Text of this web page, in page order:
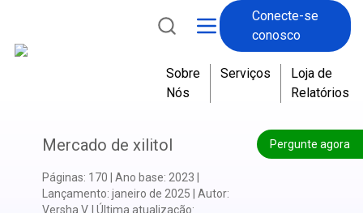
Conecte-se
conosco
Sobre
Nós
Serviços
Loja de
Relatórios
Pergunte agora
Mercado de xilitol
Páginas: 170 Ano base: 2023
Lançamento: janeiro de 2025 Autor:
Versha V.
Última atualização: